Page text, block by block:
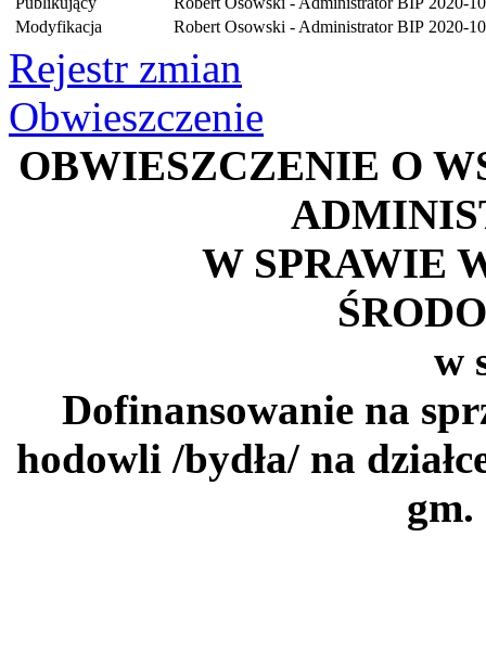
Modyfikacja
Robert Osowski - Administrator BIP 2020-
Rejestr zmian
Obwieszczenie
OBWIESZCZENIE O
W SPRAWIE
w
Dofinansowanie na
hodowli /bydła/ na
gm.